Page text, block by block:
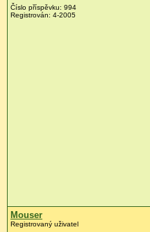
Číslo příspěvku: 994
Registrován: 4-2005
Mouser
Registrovaný uživatel